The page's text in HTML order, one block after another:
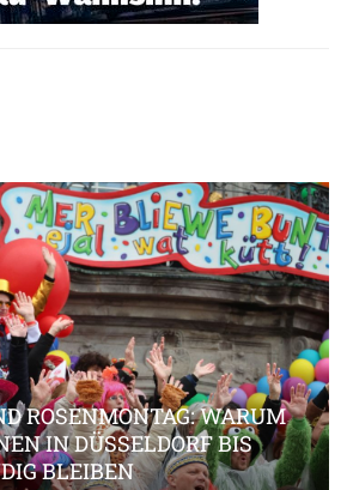
ROSENMONTAG: WARUM
IN DÜSSELDORF BIS
BLEIBEN